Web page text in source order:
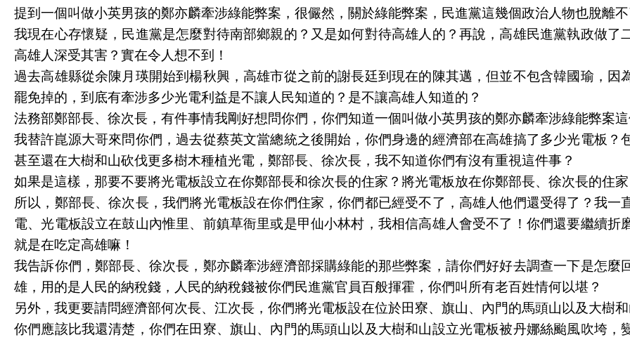
提到一個叫做小英男孩的鄭亦麟牽涉綠能弊案，很儼然，關於綠能弊案，民進黨這幾個政治人物也脫離不
我現在心存懷疑，民進黨是怎麼對待南部鄉親的？又是如何對待高雄人的？再說，高雄民進黨執政做
高雄人深受其害？實在令人想不到！
過去高雄縣從余陳月瑛開始到楊秋興，高雄市從之前的謝長廷到現在的陳其邁，但並不包含韓國瑜，
罷免掉的，到底有牽涉多少光電利益是不讓人民知道的？是不讓高雄人知道的？
法務部鄭部長、徐次長，有件事情我剛好想問你們，你們知道一個叫做小英男孩的鄭亦麟牽涉綠能弊案
我替許崑源大哥來問你們，過去從蔡英文當總統之後開始，你們身邊的經濟部在高雄搞了多少光電板？
甚至還在大樹和山砍伐更多樹木種植光電，鄭部長、徐次長，我不知道你們有沒有重視這件事？
如果是這樣，那要不要將光電板設立在你鄭部長和徐次長的住家？將光電板放在你鄭部長、徐次長的住
所以，鄭部長、徐次長，我們將光電板設在你們住家，你們都已經受不了，高雄人他們還受得了？我
電、光電板設立在鼓山內惟里、前鎮草衙里或是甲仙小林村，我相信高雄人會受不了！你們還要繼續折
就是在吃定高雄嘛！
我告訴你們，鄭部長、徐次長，鄭亦麟牽涉經濟部採購綠能的那些弊案，請你們好好去調查一下是怎
雄，用的是人民的納稅錢，人民的納稅錢被你們民進黨官員百般揮霍，你們叫所有老百姓情何以堪？
另外，我更要請問經濟部何次長、江次長，你們將光電板設在位於田寮、旗山、內門的馬頭山以及大樹
你們應該比我還清楚，你們在田寮、旗山、內門的馬頭山以及大樹和山設立光電板被丹娜絲颱風吹垮